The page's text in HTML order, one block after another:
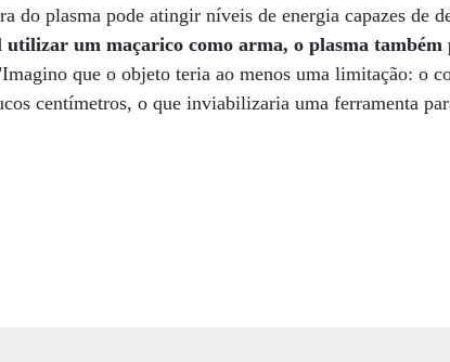
do plasma pode atingir níveis de energia capazes de
utilizar um maçarico como arma, o plasma também
que o objeto teria ao menos uma limitação: o
centímetros, o que inviabilizaria uma ferramenta